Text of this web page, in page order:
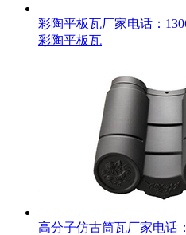
彩陶平板瓦厂家电话：
彩陶平板瓦
高分子仿古筒瓦厂家电话